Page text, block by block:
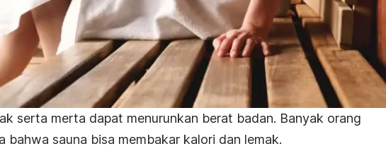
serta merta dapat menurunkan berat badan. Banyak orang
bahwa sauna bisa membakar kalori dan lemak.